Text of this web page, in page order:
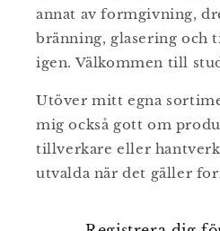
annat av formgivning,
bränning, glasering och
igen. Välkommen till
Utöver mitt egna
mig också gott om
tillverkare eller
utvalda när det gäller